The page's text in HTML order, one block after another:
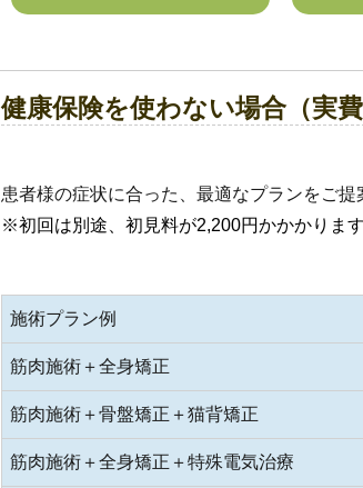
健康保険を使わない場合（実費
患者様の症状に合った、最適なプランをご提
※初回は別途、初見料が2,200円かかかります
施術プラン例
筋肉施術＋全身矯正
筋肉施術＋骨盤矯正＋猫背矯正
筋肉施術＋全身矯正＋特殊電気治療